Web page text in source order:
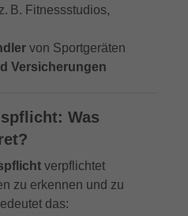
B. Fitnessstudios,
von Sportgeräten
Versicherungen
Was
verpflichtet
zu erkennen und zu
das:
von Google Analytics gesetztes
Mustertyp, bei dem das
auf dem Namen die
des Kontos
zu sein, das verwendet wird,
auf Websites mit
Aufkommen aufgezeichnete
zu begrenzen.